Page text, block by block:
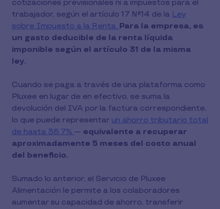
cotizaciones previsionales ni a impuestos para el
trabajador, según el artículo 17 N°14 de la Ley
sobre Impuesto a la Renta. Para la empresa, es
un gasto deducible de la renta líquida
imponible según el artículo 31 de la misma
ley.
Cuando se paga a través de una plataforma como
Pluxee en lugar de en efectivo, se suma la
devolución del IVA por la factura correspondiente,
lo que puede representar un ahorro tributario total
de hasta 38.7% — equivalente a recuperar
aproximadamente 5 meses del costo anual
del beneficio.
Sumado lo anterior, el Servicio de Pluxee
Alimentación le permite a los colaboradores
aumentar su capacidad de ahorro, transferir